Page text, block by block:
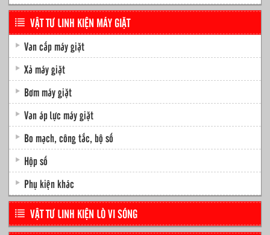
VẬT TƯ LINH KIỆN MÁY GIẶT
Van cấp máy giặt
Xả máy giặt
Bơm máy giặt
Van áp lực máy giặt
Bo mạch, công tắc, bộ số
Hộp số
Phụ kiện khác
VẬT TƯ LINH KIỆN LÒ VI SÓNG